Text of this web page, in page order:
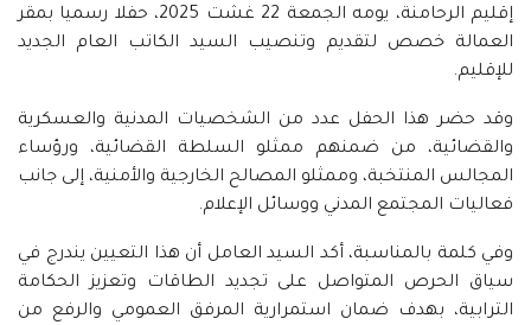
إقليم الرحامنة، يومه الجمعة 22 غشت 2025، حفلا رسميا بمقر
العمالة خصص لتقديم وتنصيب السيد الكاتب العام الجديد
للإقليم.
وقد حضر هذا الحفل عدد من الشخصيات المدنية والعسكرية
والقضائية، من ضمنهم ممثلو السلطة القضائية، ورؤساء
المجالس المنتخبة، وممثلو المصالح الخارجية والأمنية، إلى جانب
فعاليات المجتمع المدني ووسائل الإعلام.
وفي كلمة بالمناسبة، أكد السيد العامل أن هذا التعيين يندرج في
سياق الحرص المتواصل على تجديد الطاقات وتعزيز الحكامة
الترابية، بهدف ضمان استمرارية المرفق العمومي والرفع من